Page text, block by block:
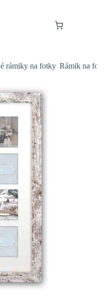
rámiky na fotky Rámik na